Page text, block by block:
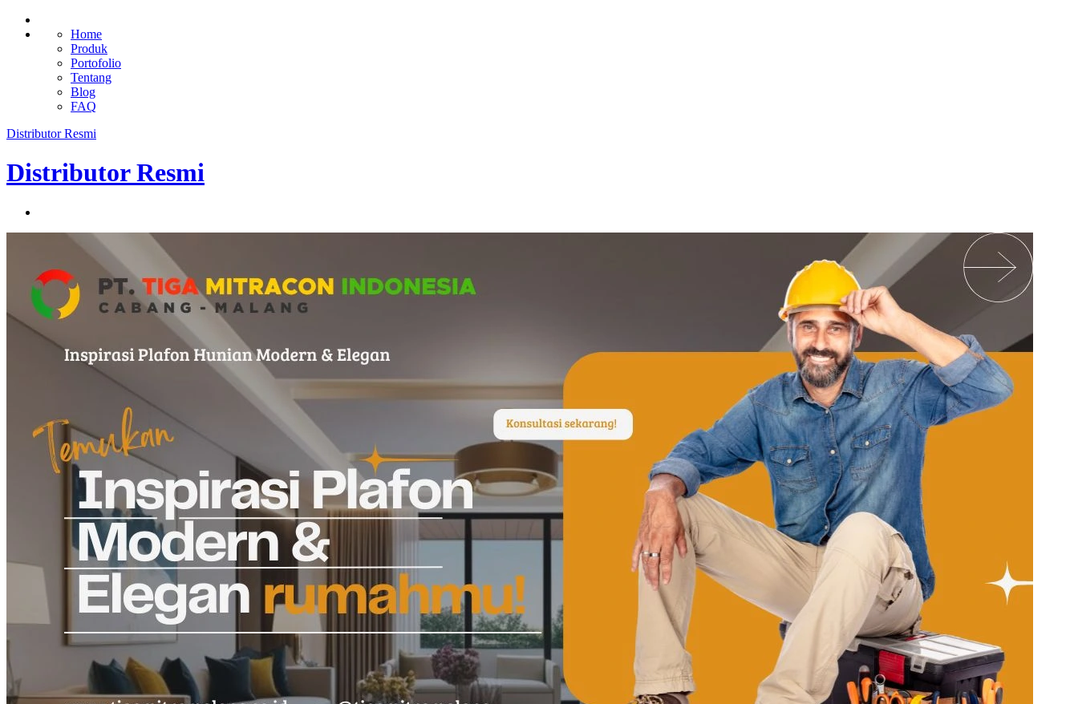
Home
Produk
Portofolio
Tentang
Blog
FAQ
Distributor Resmi
Distributor Resmi